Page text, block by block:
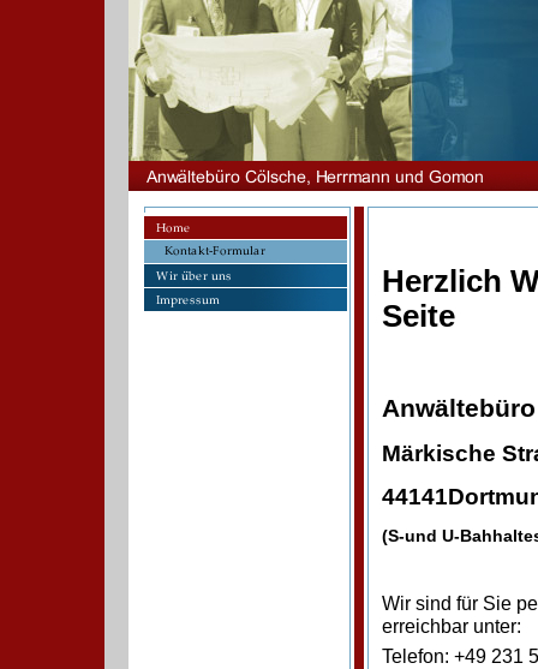
Herzlich
Seite
Märkische
(S-und U-
Wir sind für Sie
erreichbar unter:
Telefon: +49 231